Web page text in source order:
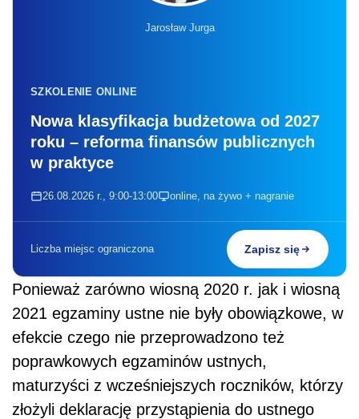
Jarosław Jurga
SZKOLENIE ONLINE
Nowa klasyfikacja budżetowa od 2027
roku – reforma finansów publicznych
w praktyce
26.08.2026 r., 9:00-13:00 online, na żywo + nagranie
Liczba miejsc ograniczona Zapisz się
Ponieważ zarówno wiosną 2020 r. jak i wiosną
2021 egzaminy ustne nie były obowiązkowe, w
efekcie czego nie przeprowadzono też
poprawkowych egzaminów ustnych,
maturzyści z wcześniejszych roczników, którzy
złożyli deklarację przystąpienia do ustnego